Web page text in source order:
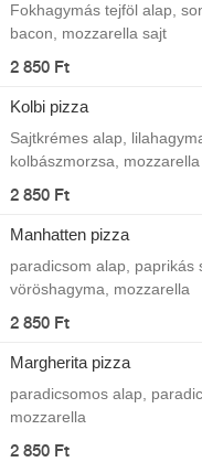
Fokhagymás tejföl alap,
bacon, mozzarella sajt
2 850 Ft
Kolbi pizza
Sajtkrémes alap,
kolbászmorzsa,
2 850 Ft
Manhatten pizza
paradicsom alap, paprikás
vöröshagyma, mozzarella
2 850 Ft
Margherita pizza
paradicsomos alap,
mozzarella
2 850 Ft